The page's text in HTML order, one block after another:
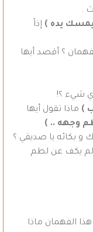
.
يده ) إذاً
؟ أقصد أيها
شيء ؟!
) ماذا تقول أيها
وجهه .. )
و بكائه يا صديقي ؟
لم يكف عن لطم
الفهمان ماذا